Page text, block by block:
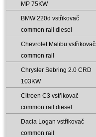
MP 75KW
BMW 220d vstřikovač
common rail diesel
Chevrolet Malibu vstřikovač
common rail
Chrysler Sebring 2.0 CRD
103KW
Citroen C3 vstřikovač
common rail diesel
Dacia Logan vstřikovač
common rail